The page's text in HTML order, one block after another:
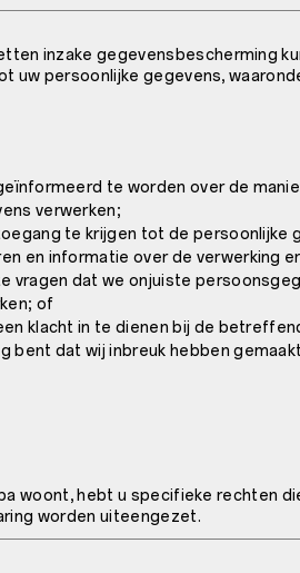
inzake gegevensbescherming
uw persoonlijke gegevens,
te worden over de
verwerken;
te krijgen tot de persoonlijke
en informatie over de verwerking
vragen dat we onjuiste
of
klacht in te dienen bij de
bent dat wij inbreuk hebben
woont, hebt u specifieke rechten
worden uiteengezet.